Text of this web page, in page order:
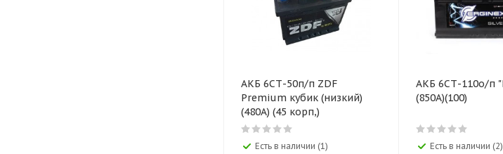
АКБ 6СТ-50п/п ZDF
Premium кубик (низкий)
(480A) (45 корп,)
Есть в наличии (1)
АКБ 6СТ-110о/п "Erginex"
(850A)(100)
Есть в наличии (2)